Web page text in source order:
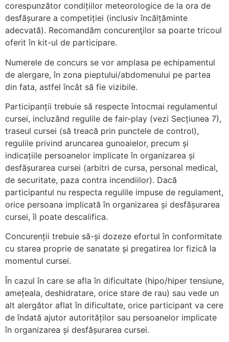
corespunzător condițiilor meteorologice de la ora de
desfășurare a competiției (inclusiv încălțăminte
adecvată). Recomandăm concurenţilor sa poarte tricoul
oferit în kit-ul de participare.
Numerele de concurs se vor amplasa pe echipamentul
de alergare, în zona pieptului/abdomenului pe partea
din fata, astfel încât să fie vizibile.
Participanții trebuie să respecte întocmai regulamentul
cursei, incluzând regulile de fair-play (vezi Secțiunea 7),
traseul cursei (să treacă prin punctele de control),
regulile privind aruncarea gunoaielor, precum și
indicațiile persoanelor implicate în organizarea și
desfășurarea cursei (arbitri de cursa, personal medical,
de securitate, paza contra incendiilor). Dacă
participantul nu respecta regulile impuse de regulament,
orice persoana implicată în organizarea și desfășurarea
cursei, îl poate descalifica.
Concurenții trebuie să-și dozeze efortul în conformitate
cu starea proprie de sanatate și pregatirea lor fizică la
momentul cursei.
În cazul în care se afla în dificultate (hipo/hiper tensiune,
amețeala, deshidratare, orice stare de rau) sau vede un
alt alergător aflat în dificultate, orice participant va cere
de îndată ajutor autorităților sau persoanelor implicate
în organizarea și desfășurarea cursei.